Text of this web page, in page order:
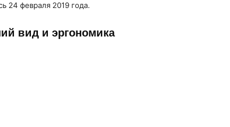
24 февраля 2019 года.
вид и эргономика